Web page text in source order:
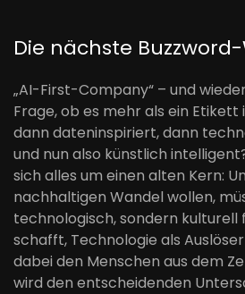
Die nächste
„AI-First-Company“ – und
Frage, ob es mehr als ein Etikett
dann dateninspiriert, dann
und nun also künstlich
sich alles um einen alten Kern:
nachhaltigen Wandel wollen,
technologisch, sondern kulturell
schafft, Technologie als
dabei den Menschen aus dem
wird den entscheidenden